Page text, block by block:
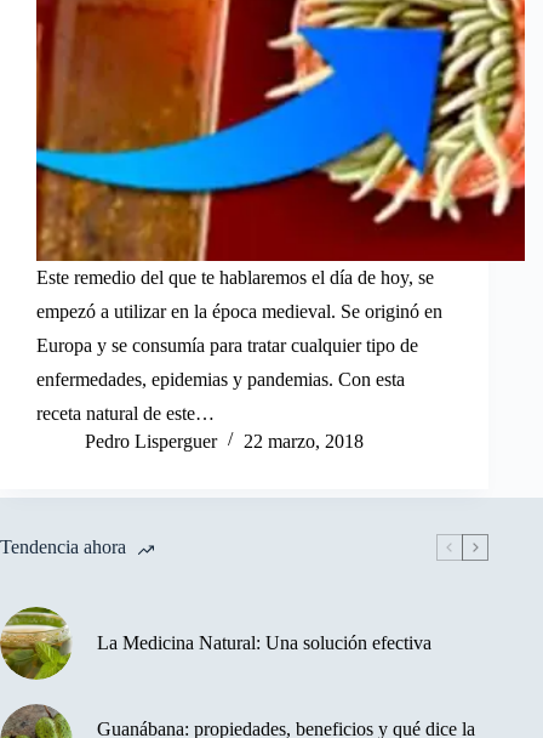
Este remedio del que te hablaremos el día de hoy, se
empezó a utilizar en la época medieval. Se originó en
Europa y se consumía para tratar cualquier tipo de
enfermedades, epidemias y pandemias. Con esta
receta natural de este…
Pedro Lisperguer
22 marzo, 2018
Tendencia ahora
La Medicina Natural: Una solución efectiva
Guanábana: propiedades, beneficios y qué dice la